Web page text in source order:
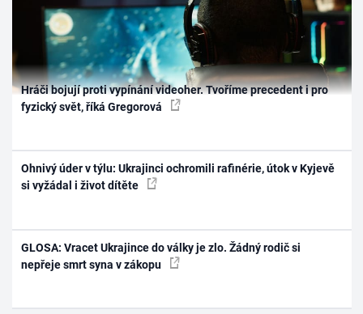
Hráči bojují proti vypínání videoher. Tvoříme precedent i pro
fyzický svět, říká Gregorová
Ohnivý úder v týlu: Ukrajinci ochromili rafinérie, útok v Kyjevě
si vyžádal i život dítěte
GLOSA: Vracet Ukrajince do války je zlo. Žádný rodič si
nepřeje smrt syna v zákopu